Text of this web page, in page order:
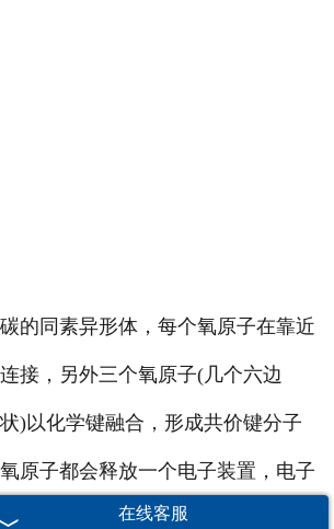
的同素异形体，每个氧原子在靠近
接，另外三个氧原子(几个六边
)以化学键融合，形成共价键分子
原子都会释放一个电子装置，电子
，因此高纯石墨属于导电体。
在线客服